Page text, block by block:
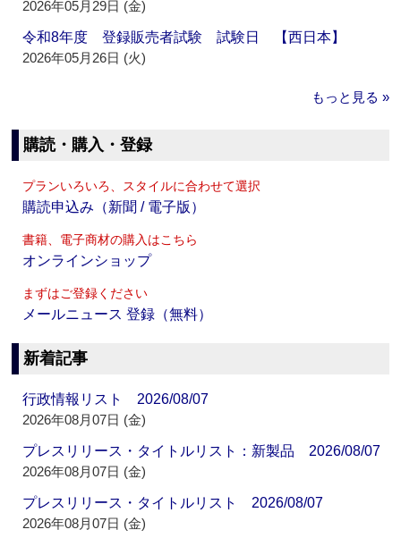
2026年05月29日 (金)
令和8年度 登録販売者試験 試験日 【西日本】
2026年05月26日 (火)
もっと見る »
購読・購入・登録
プランいろいろ、スタイルに合わせて選択
購読申込み（新聞 / 電子版）
書籍、電子商材の購入はこちら
オンラインショップ
まずはご登録ください
メールニュース 登録（無料）
新着記事
行政情報リスト 2026/08/07
2026年08月07日 (金)
プレスリリース・タイトルリスト：新製品 2026/08/07
2026年08月07日 (金)
プレスリリース・タイトルリスト 2026/08/07
2026年08月07日 (金)